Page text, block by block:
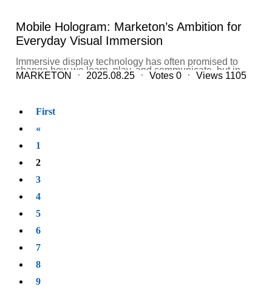
동된 3D 홀로그램 UI를 구현했다. 사용자가 손을...
conventional AR or VR systems that require headsets.
The company’s holograms create floating, interactive
images without the need for goggles, reducing
dizziness and making immersive content more
accessible. “Our goal is to transform immersive
experiences into everyday realities,” said Chang Joon
Yang, CEO of Marketon. “With the Mobile Hologram, we
smartphone-sized device capable of projecting three-
dimensional holograms...
세대 XR 기기로 수상의 영예를 안았다. 해당 제품은 이용
자가 VR 기기 없이도 눈앞에 펼쳐진 홀로그램을 손으로
만지고 회전, 확대시키킬 수 있는 기술이다. 이를 통해 현
실과 가상이 겹쳐지는 새로운 몰입 경험을 체험할 수 있
콘텐츠를 즐길 수 있고, 기존의 AR/VR과 같은 몰입형 디
스플레이보다 훨씬 실용적이며 사용하기 편리한 첨단 기
술이다"라고 수상작을 소개했다. 이어서 "박물관, 스마트
다"라고 말했다. 30일부터 10월 2일까지 코엑스에서 진
로 만나볼 수 있는 부스가 마련됐다. 부스에서는 ▲홀로
주요 제품이 소개된다. 홀로 뮤지엄(Holo-Museum)은 전
고 움직이는 상호작용형 콘텐츠로 재해석해 눈길을 끌었
관광 안내와 스마트 정보 서비스로 확장해, 관람객이 손
도록 한 제품이다. https://zdnet.co.kr/view/?
Mobile Hologram: Marketon’s Ambition for
Everyday Visual Immersion
Immersive display technology has often promised to
change how we learn, play, and communicate, but in
practice, it has struggled with adoption. Virtual reality
devices for more than a few minutes at a time. The
remained more science fiction than daily reality.
has found a better path forward. Its Mobile Hologram
can see and interact with using only their eyes and
Images appear to float in midair, and users can rotate,
experience recalls futuristic movie scenes, yet it is
product different is its naked-eye hologram technology.
Marketon’s holographic display projects visuals directly
engage with the same content at once, making it
MARKETON ㆍ 2025.08.25 ㆍ Votes 0 ㆍ Views 1105
First
«
1
2
3
4
5
6
7
8
9